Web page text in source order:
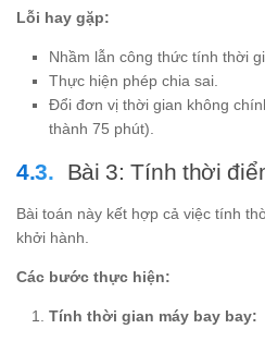
Lỗi hay gặp:
Nhầm lẫn công thức tính thời
Thực hiện phép chia sai.
Đổi đơn vị thời gian không
thành 75 phút).
Bài 3: Tính thời
Bài toán này kết hợp cả việc tính
khởi hành.
Các bước thực hiện:
Tính thời gian máy bay bay: